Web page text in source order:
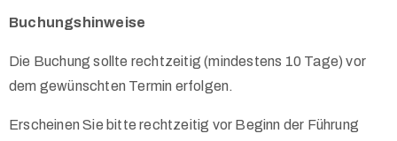
Buchungshinweise
Die Buchung sollte rechtzeitig (mindestens 10 Tage) vor
dem gewünschten Termin erfolgen.
Erscheinen Sie bitte rechtzeitig vor Beginn der Führung